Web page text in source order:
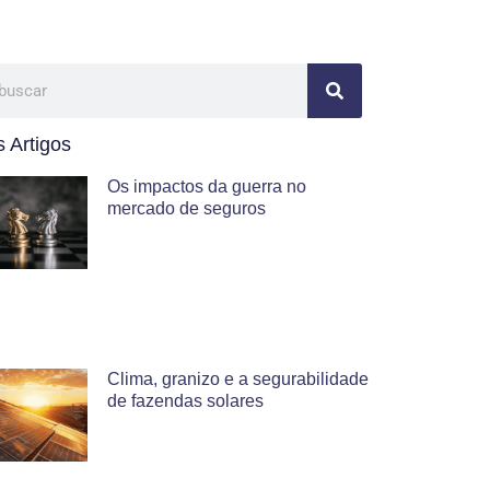
Artigos
Os impactos da guerra no
mercado de seguros
Clima, granizo e a segurabilidade
de fazendas solares